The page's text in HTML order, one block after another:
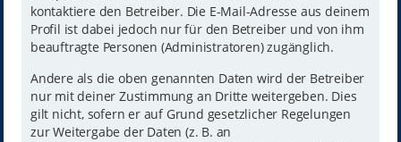
kontaktiere den Betreiber. Die E-Mail-Adresse aus deinem
Profil ist dabei jedoch nur für den Betreiber und von ihm
beauftragte Personen (Administratoren) zugänglich.
Andere als die oben genannten Daten wird der Betreiber
nur mit deiner Zustimmung an Dritte weitergeben. Dies
gilt nicht, sofern er auf Grund gesetzlicher Regelungen
zur Weitergabe der Daten (z. B. an